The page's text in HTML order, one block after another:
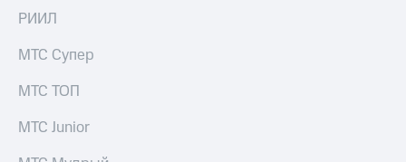
Контакты
этика
РИИЛ
МТС Супер
МТС ТОП
МТС Junior